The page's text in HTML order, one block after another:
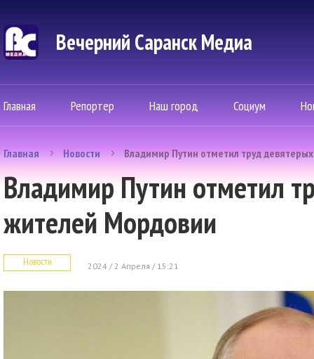
Вечерний Саранск Mедиа
Главная Репортер Наш город Социум
Главная Новости Владимир Путин отметил труд
Владимир Путин отметил
жителей Мордовии
Новости 2024 / 2 Апреля / 15:21